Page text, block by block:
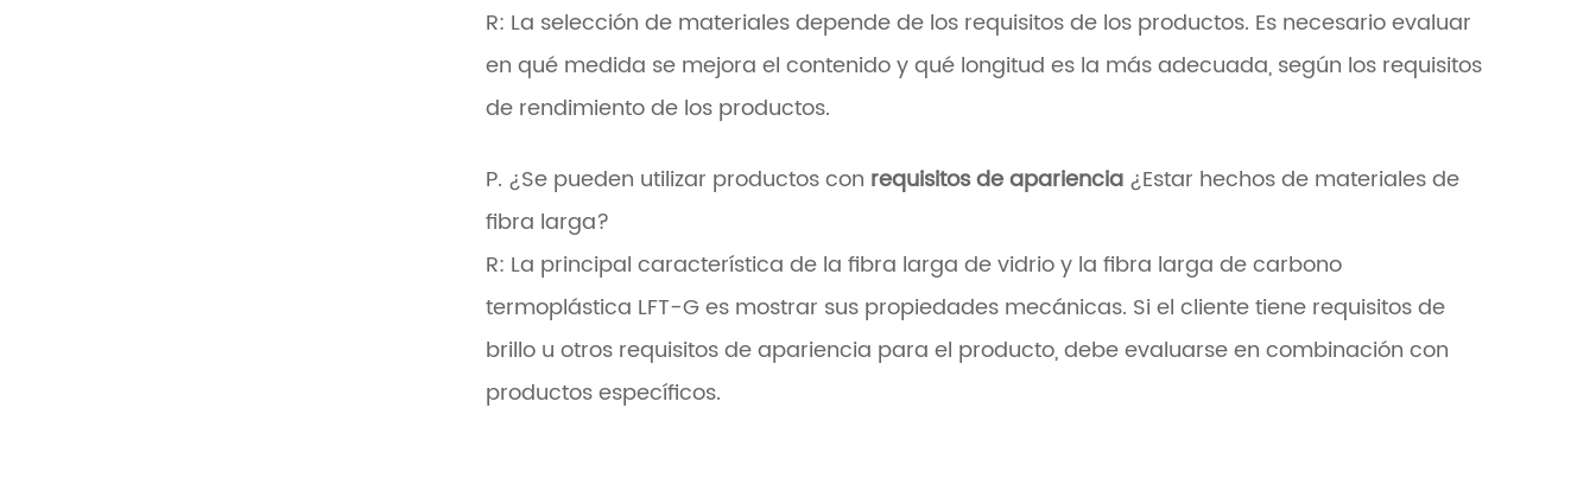
R: La selección de materiales depende de los requisitos de los productos. Es necesario evaluar
en qué medida se mejora el contenido y qué longitud es la más adecuada, según los requisitos
de rendimiento de los productos.
P. ¿Se pueden utilizar productos con requisitos de apariencia ¿Estar hechos de materiales de
fibra larga?
R: La principal característica de la fibra larga de vidrio y la fibra larga de carbono
termoplástica LFT-G es mostrar sus propiedades mecánicas. Si el cliente tiene requisitos de
brillo u otros requisitos de apariencia para el producto, debe evaluarse en combinación con
productos específicos.